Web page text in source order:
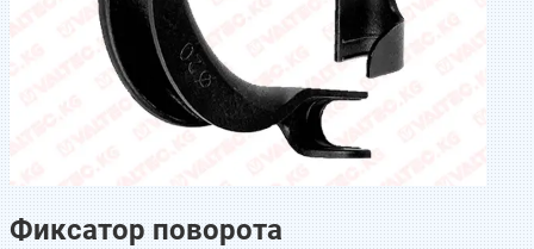
Фиксатор поворота